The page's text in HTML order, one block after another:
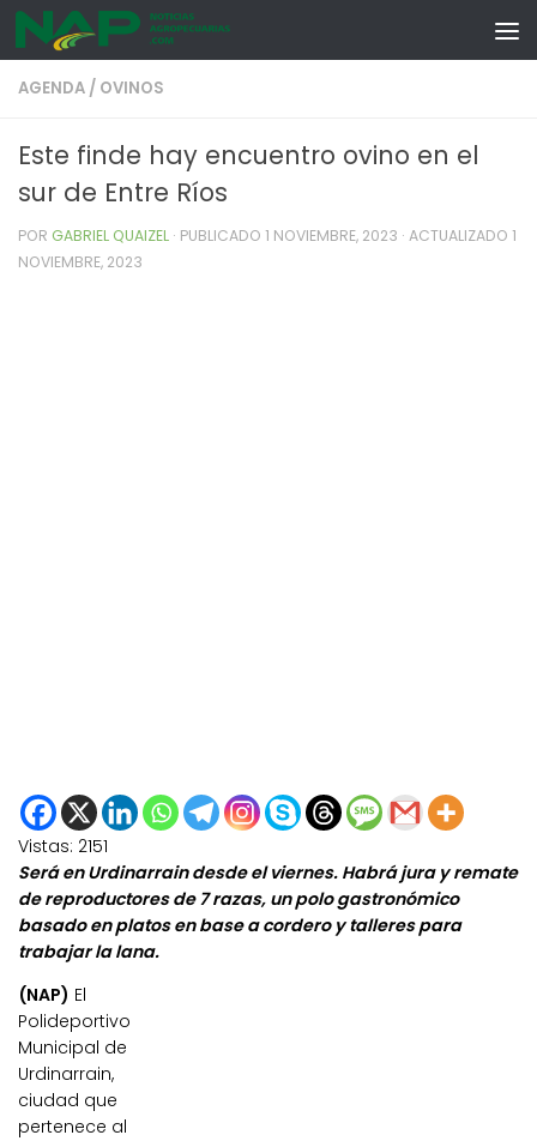
Skip to content
AGENDA / OVINOS
Este finde hay encuentro ovino en el
sur de Entre Ríos
POR GABRIEL QUAIZEL · PUBLICADO 1 NOVIEMBRE, 2023 · ACTUALIZADO 1
NOVIEMBRE, 2023
Vistas: 2151
Será en Urdinarrain desde el viernes. Habrá jura y remate
de reproductores de 7 razas, un polo gastronómico
basado en platos en base a cordero y talleres para
trabajar la lana.
(NAP) El
Polideportivo
Municipal de
Urdinarrain,
ciudad que
pertenece al